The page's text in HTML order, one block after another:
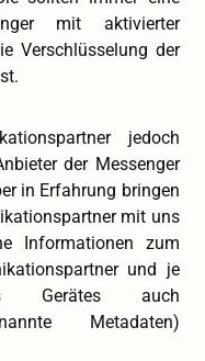
mit aktivierter
Verschlüsselung der
jedoch
der Messenger
in Erfahrung bringen
mit uns
Informationen zum
und je
Gerätes auch
Metadaten)